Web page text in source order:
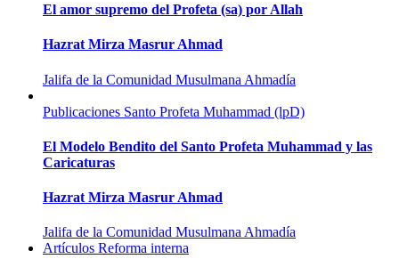
El amor supremo del Profeta (sa) por Allah
Hazrat Mirza Masrur Ahmad
Jalifa de la Comunidad Musulmana Ahmadía
Publicaciones Santo Profeta Muhammad (lpD)
El Modelo Bendito del Santo Profeta Muhammad y las
Caricaturas
Hazrat Mirza Masrur Ahmad
Jalifa de la Comunidad Musulmana Ahmadía
Artículos Reforma interna